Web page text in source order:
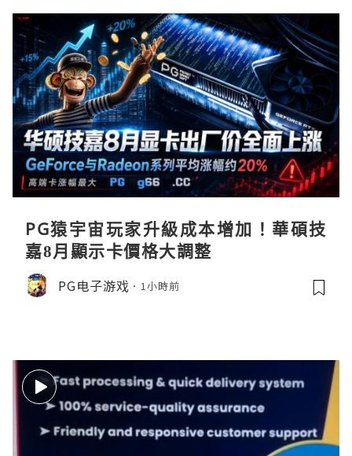
PG猿宇宙玩家升級成本增加！華碩技
嘉8月顯示卡價格大調整
PG电子游戏 1小時前